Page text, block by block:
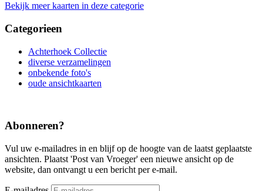
Bekijk meer kaarten in deze categorie
Categorieen
Achterhoek Collectie
diverse verzamelingen
onbekende foto's
oude ansichtkaarten
Abonneren?
Vul uw e-mailadres in en blijf op de hoogte van de laatst geplaatste
ansichten. Plaatst 'Post van Vroeger' een nieuwe ansicht op de
website, dan ontvangt u een bericht per e-mail.